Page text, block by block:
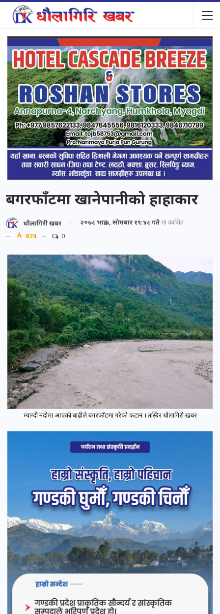
बगरफाँटमा खानेपानीको हाहाकार
धौलागिरी खबर २०७८ भाद्र ७, सोमबार १९:४८ गतेमा प्रकाशित
674
0
म्याग्दी नदीमा आएको बाढीले बगरफाँटमा गरेको कटान । तस्बिर धौलागिरी खबर